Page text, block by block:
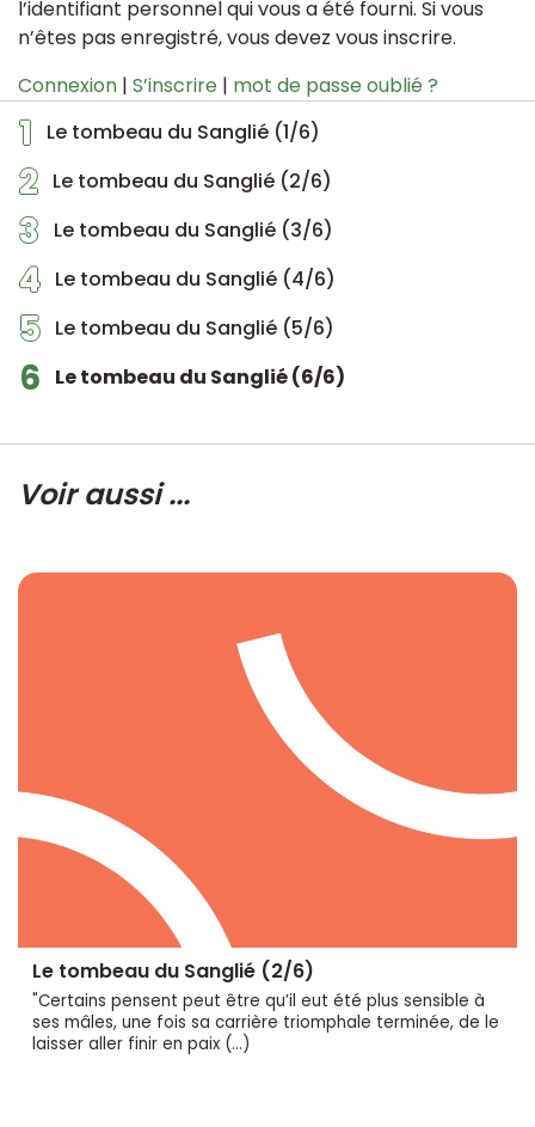
1 Le tombeau du Sanglié (1/6)
2 Le tombeau du Sanglié (2/6)
3 Le tombeau du Sanglié (3/6)
4 Le tombeau du Sanglié (4/6)
5 Le tombeau du Sanglié (5/6)
6 Le tombeau du Sanglié (6/6)
l’identifiant personnel qui vous a été fourni. Si vous
n’êtes pas enregistré, vous devez vous inscrire.
Connexion | S’inscrire | mot de passe oublié ?
Voir aussi ...
Le tombeau du Sanglié (2/6)
"Certains pensent peut être qu’il eut été plus sensible à
ses mâles, une fois sa carrière triomphale terminée, de le
laisser aller finir en paix (…)